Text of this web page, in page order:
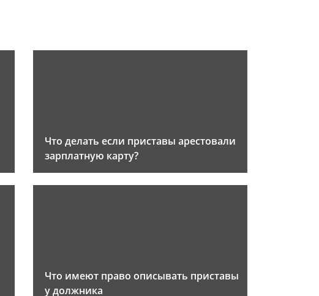
Что делать если приставы арестовали
зарплатную карту?
Что имеют право описывать приставы
у должника